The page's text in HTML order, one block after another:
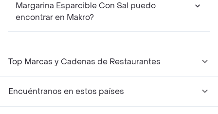
Margarina Esparcible Con Sal puedo
encontrar en Makro?
Top Marcas y Cadenas de Restaurantes
Encuéntranos en estos países